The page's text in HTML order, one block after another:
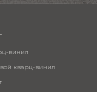
винил
кварц-винил